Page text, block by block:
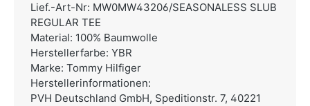
Lief.-Art-Nr: MW0MW43206/SEASONALESS SLUB
REGULAR TEE
Material: 100% Baumwolle
Herstellerfarbe: YBR
Marke: Tommy Hilfiger
Herstellerinformationen:
PVH Deutschland GmbH, Speditionstr. 7, 40221